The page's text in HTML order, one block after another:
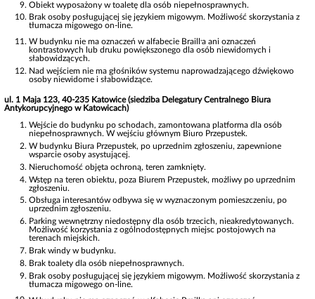
Obiekt wyposażony w toaletę dla osób niepełnosprawnych.
Brak osoby posługującej się językiem migowym. Możliwość skorzystania z
tłumacza migowego on-line.
W budynku nie ma oznaczeń w alfabecie Braill ,a ani oznaczeń
kontrastowych lub druku powiększonego dla osób niewidomych i
słabowidzących.
Nad wejściem nie ma głośników systemu naprowadzającego dźwiękowo
osoby niewidome i słabowidzące.
ul. 1 Maja 123, 40-235 Katowice (siedziba Delegatury Centralnego Biura
Antykorupcyjnego w Katowicach)
Wejście do budynku po schodach, zamontowana platforma dla osób
niepełnosprawnych. W wejściu głównym Biuro Przepustek.
W budynku Biura Przepustek, po uprzednim zgłoszeniu, zapewnione
wsparcie osoby asystującej.
Nieruchomość objęta ochroną, teren zamknięty.
Wstęp na teren obiektu, poza Biurem Przepustek, możliwy po uprzednim
zgłoszeniu.
Obsługa interesantów odbywa się w wyznaczonym pomieszczeniu, po
uprzednim zgłoszeniu.
Parking wewnętrzny niedostępny dla osób trzecich, nieakredytowanych.
Możliwość korzystania z ogólnodostępnych miejsc postojowych na
terenach miejskich.
Brak windy w budynku.
Brak toalety dla osób niepełnosprawnych.
Brak osoby posługującej się językiem migowym. Możliwość skorzystania z
tłumacza migowego on-line.